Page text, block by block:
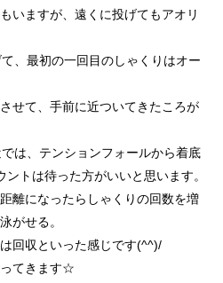
いますが、遠くに投げてもアオリ
、最初の一回目のしゃくりはオー
せて、手前に近ついてきたころが
は、テンションフォールから着底
トは待った方がいいと思います。
離になったらしゃくりの回数を増
がせる。
回収といった感じです(^^)/
てきます☆